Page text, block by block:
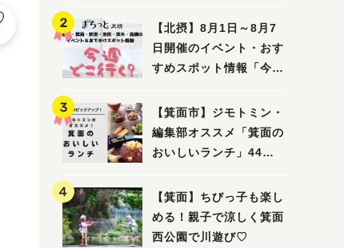
【北摂】8月1日～8月7
日開催のイベント・おす
すめスポット情報「今週
面・吹田・池田・茨木・
高槻）
【箕面市】ジモトミン・
編集部オススメ「箕面の
おいしいランチ」44
から穴場まで！〜
【箕面】ちびっ子も楽し
める！親子で涼しく箕面
西公園で川遊び♡